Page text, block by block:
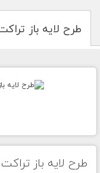
طرح لایه باز
طرح لایه باز